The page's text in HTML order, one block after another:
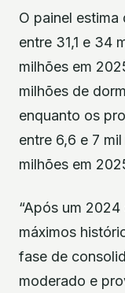
O painel
entre 31,1 e 34
milhões em
milhões de
enquanto os
entre 6,6 e 7
milhões em
“Após um
máximos
fase de
moderado e